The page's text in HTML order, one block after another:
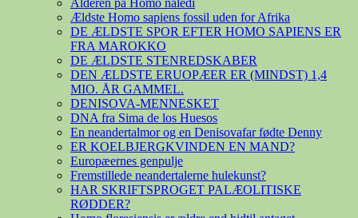
Ældste Homo sapiens fossil uden for Afrika
DE ÆLDSTE SPOR EFTER HOMO SAPIENS ER
FRA MAROKKO
DE ÆLDSTE STENREDSKABER
DEN ÆLDSTE ERUOPÆER ER (MINDST) 1,4
MIO. ÅR GAMMEL.
DENISOVA-MENNESKET
DNA fra Sima de los Huesos
En neandertalmor og en Denisovafar fødte Denny
ER KOELBJERGKVINDEN EN MAND?
Europæernes genpulje
Fremstillede neandertalerne hulekunst?
HAR SKRIFTSPROGET PALÆOLITISKE
RØDDER?